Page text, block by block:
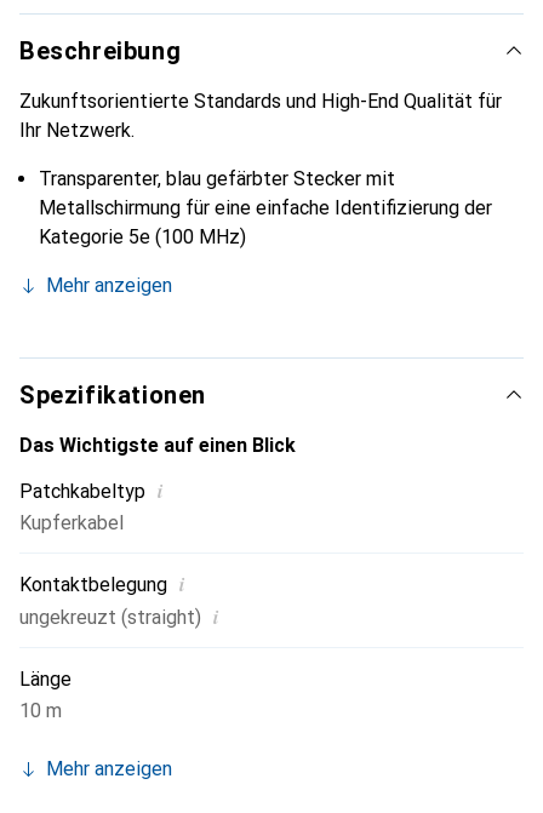
Beschreibung
Zukunftsorientierte Standards und High-End Qualität für
Ihr Netzwerk.
Transparenter, blau gefärbter Stecker mit
Metallschirmung für eine einfache Identifizierung der
Kategorie 5e (100 MHz)
Mehr anzeigen
Spezifikationen
Das Wichtigste auf einen Blick
Patchkabeltyp i
Kupferkabel
Kontaktbelegung i
ungekreuzt (straight) i
Länge
10 m
Mehr anzeigen